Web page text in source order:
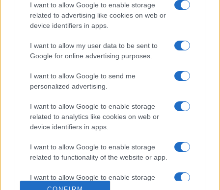
I want to allow Google to enable storage
related to advertising like cookies on web or
device identifiers in apps.
I want to allow my user data to be sent to
Google for online advertising purposes.
I want to allow Google to send me
personalized advertising.
I want to allow Google to enable storage
related to analytics like cookies on web or
device identifiers in apps.
I want to allow Google to enable storage
related to functionality of the website or app.
I want to allow Google to enable storage
related to personalization.
Kornis Mihály Rendkívüli állapotésMaruszki Balázs
Végevégevégemindennekcímű darabjával együtt
darabjátForgács Péterrendezésében tűzik műsorra.
SzerdánSzöllősi Mátyás Lassan, visszatartva
című műve
kapcsán tartanak szakmai beszélgetést a Művészetek
Házában A verses dráma újjászületése címmel. A felkért
hozzászólók: Márton Lászlóíró ésHegedűs D. Géza
színész-rendező. A vitán szó esik Nádas Péter, Térey János,
Szálinger Balázs és Tasnádi Istvánverses darabjairól is.
Színház és
diktatúra a 20. században